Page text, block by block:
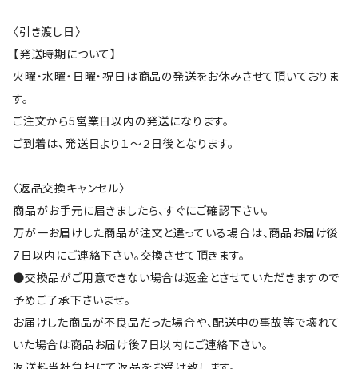
〈引き渡し日〉
【発送時期について】
火曜・水曜・日曜・祝日は商品の発送をお休みさせて頂いておりま
す。
ご注文から5営業日以内の発送になります。
ご到着は、発送日より１～２日後となります。
〈返品交換キャンセル〉
商品がお手元に届きましたら、すぐにご確認下さい。
万が一お届けした商品が注文と違っている場合は、商品お届け後
7日以内にご連絡下さい。交換させて頂きます。
●交換品がご用意できない場合は返金とさせていただきますので
予めご了承下さいませ。
お届けした商品が不良品だった場合や、配送中の事故等で壊れて
いた場合は商品お届け後7日以内にご連絡下さい。